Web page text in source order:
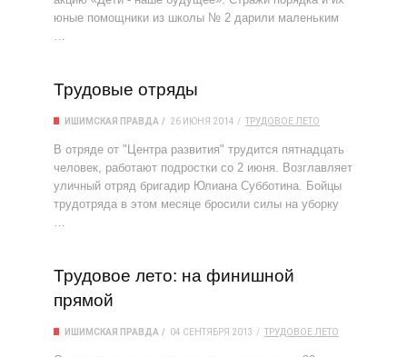
юные помощники из школы № 2 дарили маленьким
…
Трудовые отряды
ИШИМСКАЯ ПРАВДА 26 ИЮНЯ 2014 ТРУДОВОЕ ЛЕТО
В отряде от "Центра развития" трудится пятнадцать
человек, работают подростки со 2 июня. Возглавляет
уличный отряд бригадир Юлиана Субботина. Бойцы
трудотряда в этом месяце бросили силы на уборку
…
Трудовое лето: на финишной
прямой
ИШИМСКАЯ ПРАВДА 04 СЕНТЯБРЯ 2013 ТРУДОВОЕ ЛЕТО